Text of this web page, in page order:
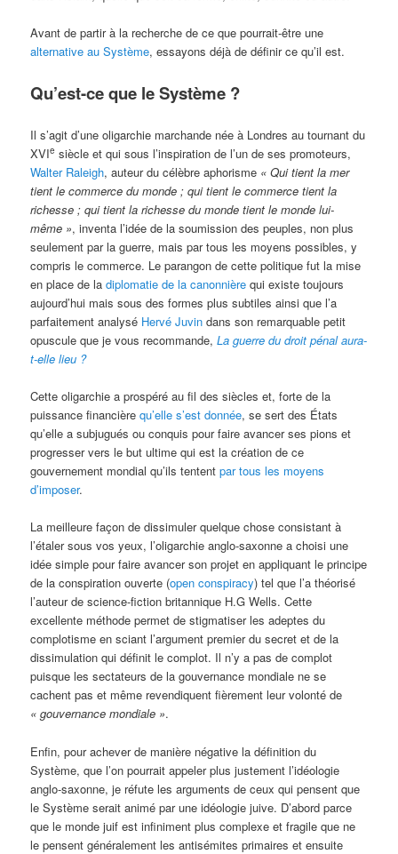
Avant de partir à la recherche de ce que pourrait-être une
alternative au Système, essayons déjà de définir ce qu’il est.
Qu’est-ce que le Système ?
Il s’agit d’une oligarchie marchande née à Londres au tournant du
XVIe siècle et qui sous l’inspiration de l’un de ses promoteurs,
Walter Raleigh, auteur du célèbre aphorisme « Qui tient la mer
tient le commerce du monde ; qui tient le commerce tient la
richesse ; qui tient la richesse du monde tient le monde lui-
même », inventa l’idée de la soumission des peuples, non plus
seulement par la guerre, mais par tous les moyens possibles, y
compris le commerce. Le parangon de cette politique fut la mise
en place de ladiplomatie de la canonnière qui existe toujours
aujourd’hui mais sous des formes plus subtiles ainsi que l’a
parfaitement analysé Hervé Juvin dans son remarquable petit
opuscule que je vous recommande,La guerre du droit pénal aura-
t-elle lieu ?
Cette oligarchie a prospéré au fil des siècles et, forte de la
puissance financièrequ’elle s’est donnée, se sert des États
qu’elle a subjugués ou conquis pour faire avancer ses pions et
progresser vers le but ultime qui est la création de ce
gouvernement mondial qu’ils tententpar tous les moyens
d’imposer.
La meilleure façon de dissimuler quelque chose consistant à
l’étaler sous vos yeux, l’oligarchie anglo-saxonne a choisi une
idée simple pour faire avancer son projet en appliquant le principe
de la conspiration ouverte (open conspiracy) tel que l’a théorisé
l’auteur de science-fiction britannique H.G Wells. Cette
excellente méthode permet de stigmatiser les adeptes du
complotisme en sciant l’argument premier du secret et de la
dissimulation qui définit le complot. Il n’y a pas de complot
puisque les sectateurs de la gouvernance mondiale ne se
cachent pas et même revendiquent fièrement leur volonté de
« gouvernance mondiale ».
Enfin, pour achever de manière négative la définition du
Système, que l’on pourrait appeler plus justement l’idéologie
anglo-saxonne, je réfute les arguments de ceux qui pensent que
le Système serait animé par une idéologie juive. D’abord parce
que le monde juif est infiniment plus complexe et fragile que ne
le pensent généralement les antisémites primaires et ensuite